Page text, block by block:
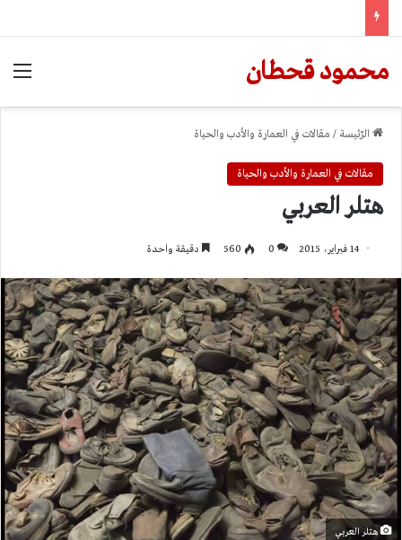
محمود قحطان
الرّئيسة / مقالات في العمارة والأدب والحياة
مقالات في العمارة والأدب والحياة
هتلر العربي
14 فبراير، 2015 0
560 دقيقة واحدة
هتلر العربي